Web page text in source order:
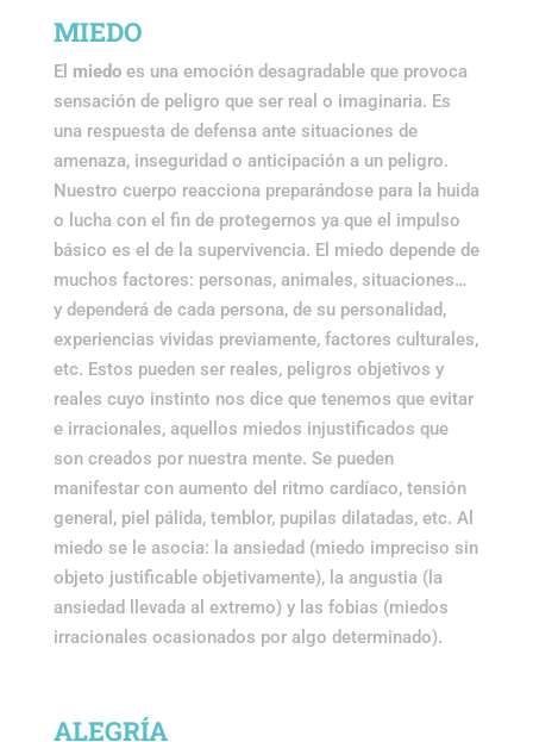
MIEDO
El miedoes una emoción desagradable que provoca
sensación de peligro que ser real o imaginaria. Es
una respuesta de defensa ante situaciones de
amenaza, inseguridad o anticipación a un peligro.
Nuestro cuerpo reacciona preparándose para la huida
o lucha con el fin de protegernos ya que el impulso
básico es el de la supervivencia. El miedo depende de
muchos factores: personas, animales, situaciones…
y dependerá de cada persona, de su personalidad,
experiencias vividas previamente, factores culturales,
etc. Estos pueden ser reales, peligros objetivos y
reales cuyo instinto nos dice que tenemos que evitar
e irracionales, aquellos miedos injustificados que
son creados por nuestra mente. Se pueden
manifestar con aumento del ritmo cardíaco, tensión
general, piel pálida, temblor, pupilas dilatadas, etc. Al
miedo se le asocia: la ansiedad (miedo impreciso sin
objeto justificable objetivamente), la angustia (la
ansiedad llevada al extremo) y las fobias (miedos
irracionales ocasionados por algo determinado).
ALEGRÍA